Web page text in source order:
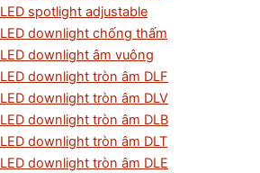
spotlight adjustable
downlight chống thấm
downlight âm vuông
downlight tròn âm DLF
downlight tròn âm DLV
downlight tròn âm DLB
downlight tròn âm DLT
downlight tròn âm DLE